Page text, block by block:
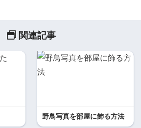
関連記事
野鳥写真を部屋に飾る方法